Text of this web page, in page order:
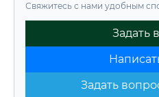
Свяжитесь с нами удобным
Задать
Задать